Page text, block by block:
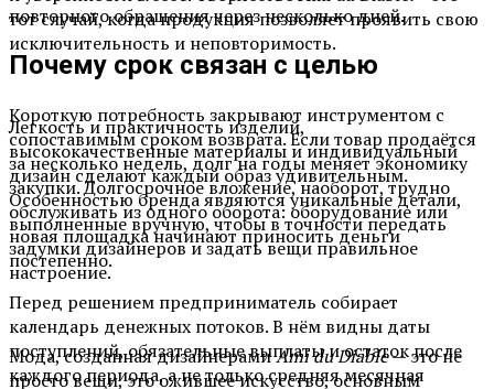
тот случай, когдапродукцияпозволяет проявить свою
исключительность и неповторимость.
Легкость и практичностьизделий,
высококачественные материалы и индивидуальный
дизайн сделают каждый образудивительным.
Особенностью бренда являются уникальные детали,
выполненные вручную, чтобы в точности передать
задумки дизайнеров и задатьвещиправильное
настроение.
Мода, созданная дизайнерамиAmi du Diable— это не
просто вещи, это ожившее искусство, основным
повторного обращения через несколько дней.
Почему срок связан с целью
Короткую потребность закрывают инструментом с
сопоставимым сроком возврата. Если товар продаётся
за несколько недель, долг на годы меняет экономику
закупки. Долгосрочное вложение, наоборот, трудно
обслуживать из одного оборота: оборудование или
новая площадка начинают приносить деньги
постепенно.
Перед решением предприниматель собирает
календарь денежных потоков. В нём видны даты
поступлений, обязательные выплаты и остаток после
каждого периода, а не только средняя месячная